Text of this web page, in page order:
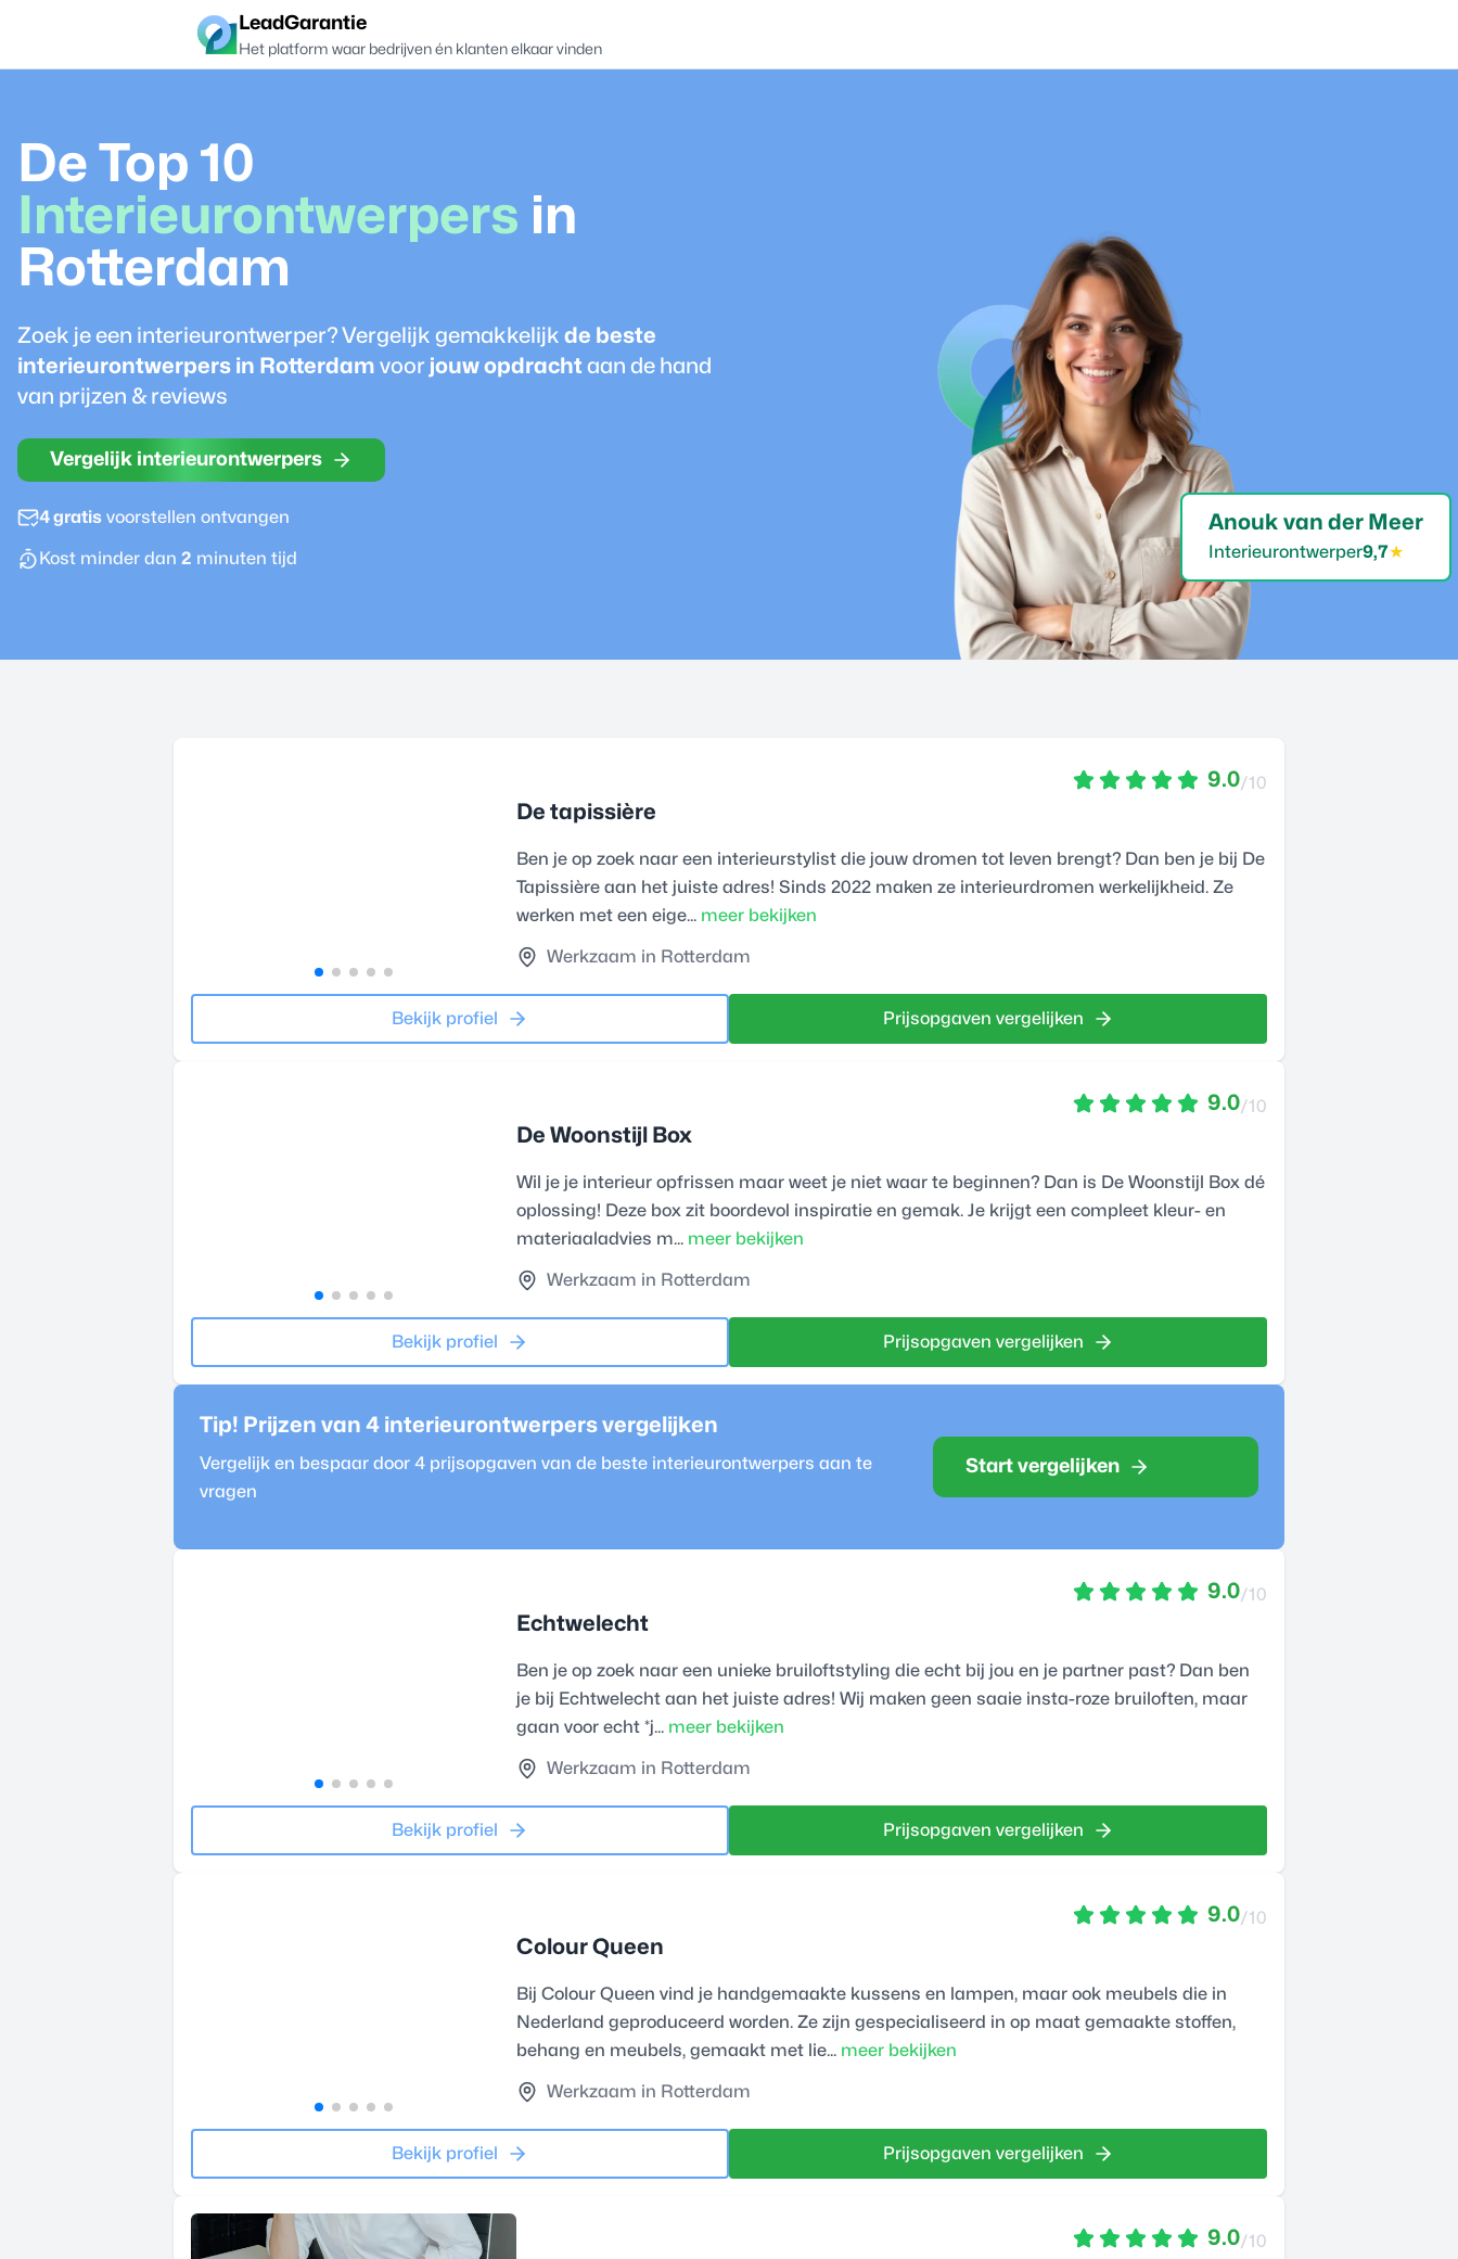
LeadGarantie
Het platform waar bedrijven én klanten elkaar vinden
De Top 10
Interieurontwerpers in
Rotterdam
Zoek je een interieurontwerper? Vergelijk gemakkelijk de beste
interieurontwerpers in Rotterdam voor jouw opdracht aan de hand
van prijzen & reviews
Vergelijk interieurontwerpers
4 gratis voorstellen ontvangen
Kost minder dan 2 minuten tijd
Anouk van der Meer
Interieurontwerper9,7★
9.0/10
De tapissière
Ben je op zoek naar een interieurstylist die jouw dromen tot leven brengt? Dan ben je bij De
Tapissière aan het juiste adres! Sinds 2022 maken ze interieurdromen werkelijkheid. Ze
werken met een eige... meer bekijken
Werkzaam in Rotterdam
Bekijk profiel Prijsopgaven vergelijken
9.0/10
De Woonstijl Box
Wil je je interieur opfrissen maar weet je niet waar te beginnen? Dan is De Woonstijl Box dé
oplossing! Deze box zit boordevol inspiratie en gemak. Je krijgt een compleet kleur- en
materiaaladvies m... meer bekijken
Werkzaam in Rotterdam
Bekijk profiel Prijsopgaven vergelijken
Tip! Prijzen van 4 interieurontwerpers vergelijken
Vergelijk en bespaar door 4 prijsopgaven van de beste interieurontwerpers aan te
vragen
Start vergelijken
9.0/10
Echtwelecht
Ben je op zoek naar een unieke bruiloftstyling die echt bij jou en je partner past? Dan ben
je bij Echtwelecht aan het juiste adres! Wij maken geen saaie insta-roze bruiloften, maar
gaan voor echt *j... meer bekijken
Werkzaam in Rotterdam
Bekijk profiel Prijsopgaven vergelijken
9.0/10
Colour Queen
Bij Colour Queen vind je handgemaakte kussens en lampen, maar ook meubels die in
Nederland geproduceerd worden. Ze zijn gespecialiseerd in op maat gemaakte stoffen,
behang en meubels, gemaakt met lie... meer bekijken
Werkzaam in Rotterdam
Bekijk profiel Prijsopgaven vergelijken
9.0/10